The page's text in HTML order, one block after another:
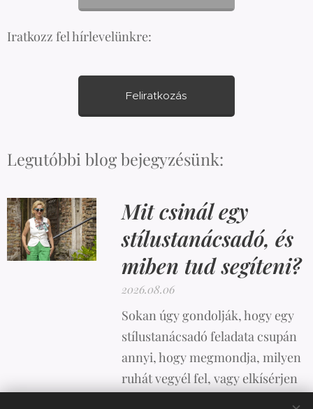
Iratkozz fel hírlevelünkre:
Feliratkozás
Legutóbbi blog bejegyzésünk:
Mit csinál egy
stílustanácsadó, és
miben tud segíteni?
2026.08.06
Sokan úgy gondolják, hogy egy
stílustanácsadó feladata csupán
annyi, hogy megmondja, milyen
ruhát vegyél fel, vagy elkísérjen